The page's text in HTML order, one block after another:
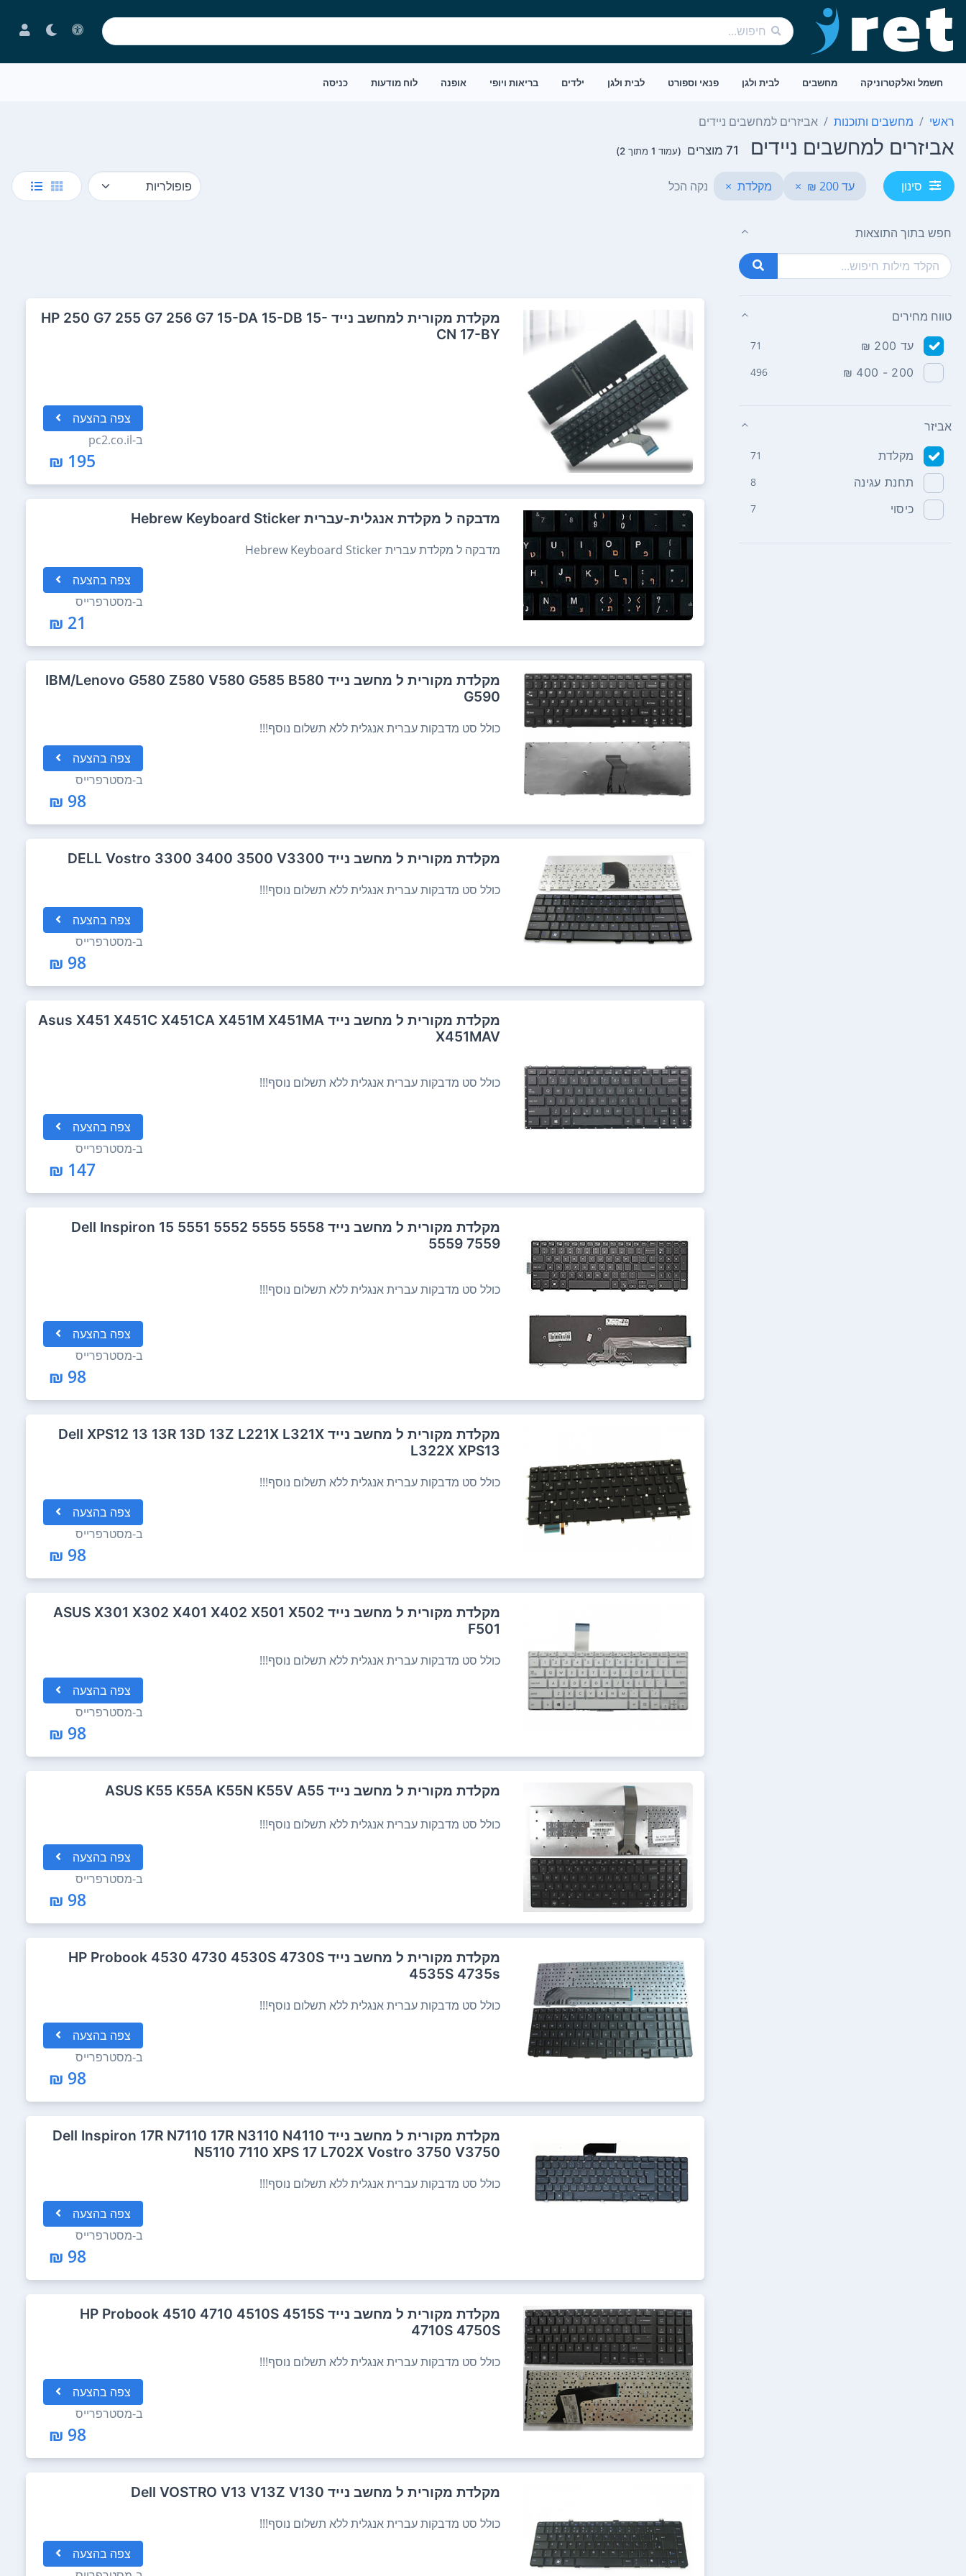
חשמל ואלקטרוניקה מחשבים לבית ולגן פנאי וספורט לבית ולגן ילדים בריאות ויופי אופנה לוח מודעות כניסה
ראשי מחשבים ותוכנות אביזרים למחשבים ניידים
אביזרים למחשבים ניידים 71 מוצרים (עמוד 1 מתוך 2)
סינון עד 200 ₪ × מקלדת × נקה הכל
חפש בתוך התוצאות
טווח מחירים
עד 200 ₪ 71
200 - 400 ₪
496
אביזר
מקלדת 71
תחנת עגינה 8
כיסוי 7
מקלדת מקורית למחשב נייד HP 250 G7 255 G7 256 G7 15-DA 15-DB 15-
CN 17-BY
צפה בהצעה
ב-pc2.co.il
195 ₪
מדבקה ל מקלדת אנגלית-עברית Hebrew Keyboard Sticker
מדבקה ל מקלדת עברית Hebrew Keyboard Sticker
צפה בהצעה
ב-מסטרפרייס
21 ₪
מקלדת מקורית ל מחשב נייד IBM/Lenovo G580 Z580 V580 G585 B580
G590
כולל סט מדבקות עברית אנגלית ללא תשלום נוסף!!!
צפה בהצעה
ב-מסטרפרייס
98 ₪
מקלדת מקורית ל מחשב נייד DELL Vostro 3300 3400 3500 V3300
כולל סט מדבקות עברית אנגלית ללא תשלום נוסף!!!
צפה בהצעה
ב-מסטרפרייס
98 ₪
מקלדת מקורית ל מחשב נייד Asus X451 X451C X451CA X451M X451MA
X451MAV
כולל סט מדבקות עברית אנגלית ללא תשלום נוסף!!!
צפה בהצעה
ב-מסטרפרייס
147 ₪
מקלדת מקורית ל מחשב נייד Dell Inspiron 15 5551 5552 5555 5558
5559 7559
כולל סט מדבקות עברית אנגלית ללא תשלום נוסף!!!
צפה בהצעה
ב-מסטרפרייס
98 ₪
מקלדת מקורית ל מחשב נייד Dell XPS12 13 13R 13D 13Z L221X L321X
L322X XPS13
כולל סט מדבקות עברית אנגלית ללא תשלום נוסף!!!
צפה בהצעה
ב-מסטרפרייס
98 ₪
מקלדת מקורית ל מחשב נייד ASUS X301 X302 X401 X402 X501 X502
F501
כולל סט מדבקות עברית אנגלית ללא תשלום נוסף!!!
צפה בהצעה
ב-מסטרפרייס
98 ₪
מקלדת מקורית ל מחשב נייד ASUS K55 K55A K55N K55V A55
כולל סט מדבקות עברית אנגלית ללא תשלום נוסף!!!
צפה בהצעה
ב-מסטרפרייס
98 ₪
מקלדת מקורית ל מחשב נייד HP Probook 4530 4730 4530S 4730S
4535S 4735s
כולל סט מדבקות עברית אנגלית ללא תשלום נוסף!!!
צפה בהצעה
ב-מסטרפרייס
98 ₪
מקלדת מקורית ל מחשב נייד Dell Inspiron 17R N7110 17R N3110 N4110
N5110 7110 XPS 17 L702X Vostro 3750 V3750
כולל סט מדבקות עברית אנגלית ללא תשלום נוסף!!!
צפה בהצעה
ב-מסטרפרייס
98 ₪
מקלדת מקורית ל מחשב נייד HP Probook 4510 4710 4510S 4515S
4710S 4750S
כולל סט מדבקות עברית אנגלית ללא תשלום נוסף!!!
צפה בהצעה
ב-מסטרפרייס
98 ₪
מקלדת מקורית ל מחשב נייד Dell VOSTRO V13 V13Z V130
כולל סט מדבקות עברית אנגלית ללא תשלום נוסף!!!
צפה בהצעה